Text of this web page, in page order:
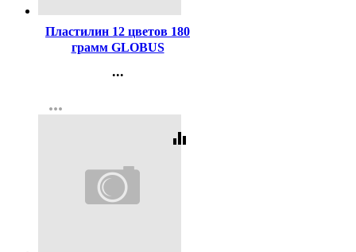
Пластилин 12 цветов 180
грамм GLOBUS
мягкости арт ПЛ12Д
...
Регистрация
more_horiz
equalizer